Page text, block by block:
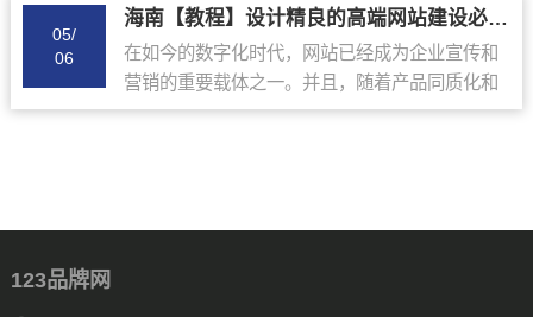
05/
06
海南【教程】设计精良的高端网站建设必备！浅析六个关键点【很重要?】
在如今的数字化时代，网站已经成为企业宣传和
营销的重要载体之一。并且，随着产品同质化和
竞争加剧，企业网站不仅仅是展示产品和服务的
123品牌网